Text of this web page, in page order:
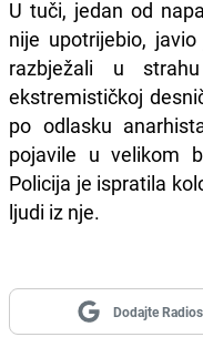
U tuči, jedan od
nije upotrijebio,
razbježali u
ekstremističkoj
po odlasku
pojavile u velikom
Policija je ispratila
ljudi iz nje.
Dodajte